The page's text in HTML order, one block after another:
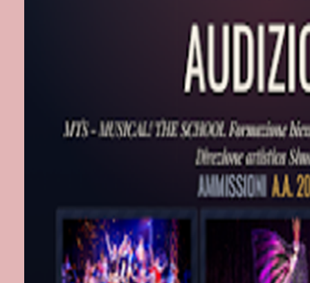
Etichette:
Nessun
Posta un